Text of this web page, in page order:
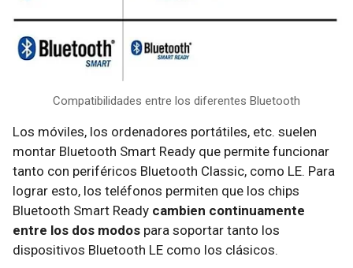
Compatibilidades entre los diferentes Bluetooth
Los móviles, los ordenadores portátiles, etc. suelen
montar Bluetooth Smart Ready que permite funcionar
tanto con periféricos Bluetooth Classic, como LE. Para
lograr esto, los teléfonos permiten que los chips
Bluetooth Smart Ready cambien continuamente
entre los dos modos para soportar tanto los
dispositivos Bluetooth LE como los clásicos.